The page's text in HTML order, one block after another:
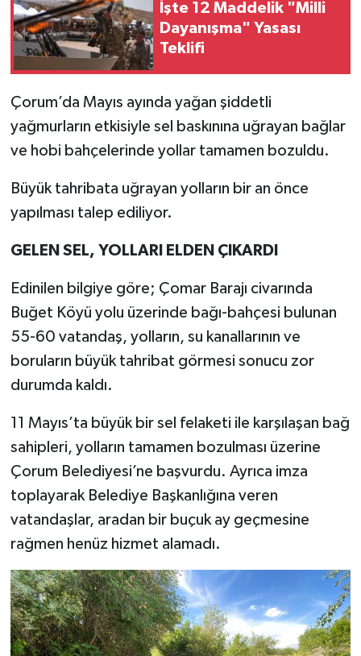
İşte 12 Maddelik "Milli
Dayanışma" Yasası
Teklifi
Çorum’da Mayıs ayında yağan şiddetli
yağmurların etkisiyle sel baskınına uğrayan bağlar
ve hobi bahçelerinde yollar tamamen bozuldu.
Büyük tahribata uğrayan yolların bir an önce
yapılması talep ediliyor.
GELEN SEL, YOLLARI ELDEN ÇIKARDI
Edinilen bilgiye göre; Çomar Barajı civarında
Buğet Köyü yolu üzerinde bağı-bahçesi bulunan
55-60 vatandaş, yolların, su kanallarının ve
boruların büyük tahribat görmesi sonucu zor
durumda kaldı.
11 Mayıs’ta büyük bir sel felaketi ile karşılaşan bağ
sahipleri, yolların tamamen bozulması üzerine
Çorum Belediyesi’ne başvurdu. Ayrıca imza
toplayarak Belediye Başkanlığına veren
vatandaşlar, aradan bir buçuk ay geçmesine
rağmen henüz hizmet alamadı.